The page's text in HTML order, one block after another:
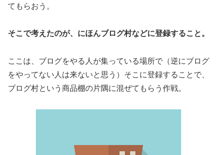
てもらおう。
そこで考えたのが、にほんブログ村などに登録すること。
ここは、ブログをやる人が集っている場所で（逆にブログ
をやってない人は来ないと思う）そこに登録することで、
ブログ村という商品棚の片隅に混ぜてもらう作戦。